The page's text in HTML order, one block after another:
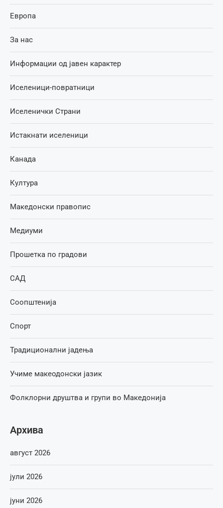
Европа
За нас
Информации од јавен карактер
Иселеници-повратници
Иселенички Страни
Истакнати иселеници
Канада
Култура
Македонски правопис
Медиуми
Прошетка по градови
САД
Соопштенија
Спорт
Традиционални јадења
Учиме макеодонски јазик
Фолклорни друштва и групи во Македонија
Архива
август 2026
јули 2026
јуни 2026